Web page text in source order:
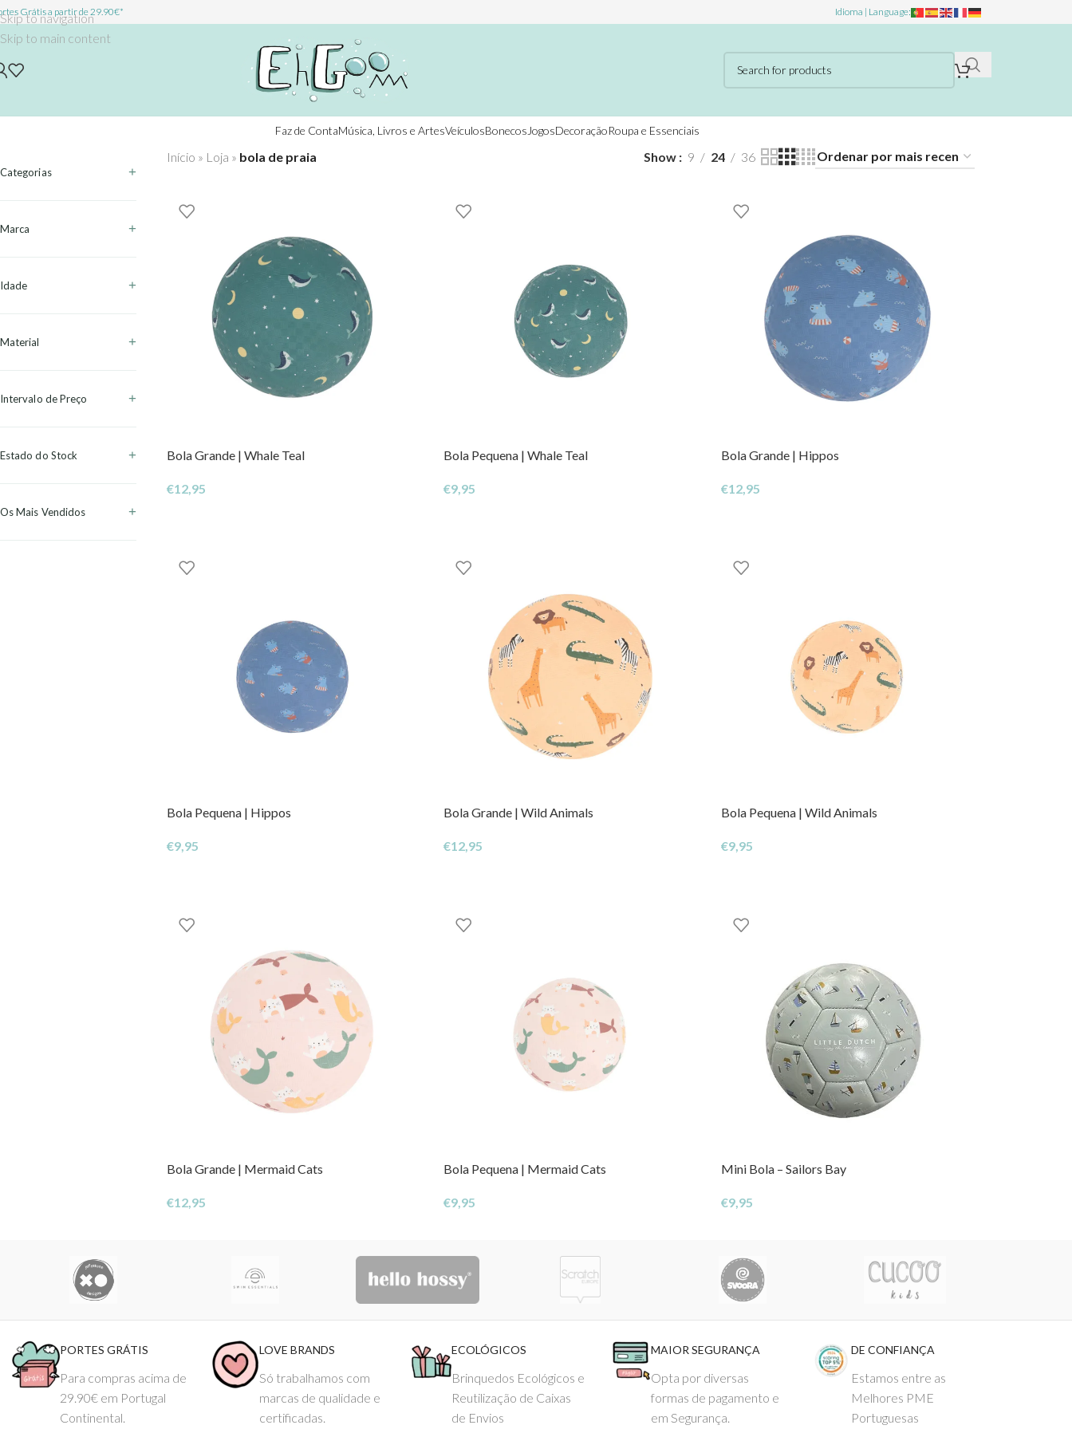
Skip to navigation
Skip to main content
Grátis a partir de 29.90€* Idioma | Language:
Faz de ContaMúsica, Livros e ArtesVeículosBonecos JogosDecoraçãoRoupa e Essenciais
Categorias
Marca
Idade
Material
Intervalo de Preço
Estado do Stock
Os Mais Vendidos
Início » Loja » bola de praia Show 9 24 36
Bola Grande | Whale Teal
€12,95
Bola Pequena | Whale Teal
€9,95
Bola Grande | Hippos
€12,95
Bola Pequena | Hippos
€9,95
Bola Grande | Wild Animals
€12,95
Bola Pequena | Wild Animals
€9,95
Bola Grande | Mermaid Cats
€12,95
Bola Pequena | Mermaid Cats
€9,95
Mini Bola – Sailors Bay
€9,95
PORTES GRÁTIS
Para compras acima de
29.90€ em Portugal
Continental.
LOVE BRANDS
Só trabalhamos com
marcas de qualidade e
certificadas.
ECOLÓGICOS
Brinquedos Ecológicos e
Reutilização de Caixas
de Envios
MAIOR SEGURANÇA
Opta por diversas
formas de pagamento e
em Segurança.
DE CONFIANÇA
Estamos entre as
Melhores PME
Portuguesas